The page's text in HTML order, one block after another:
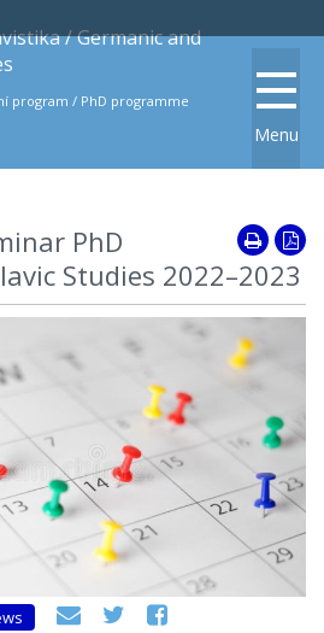
/ Germanic and
program / PhD programme
PhD
Studies 2022–2023
Menu